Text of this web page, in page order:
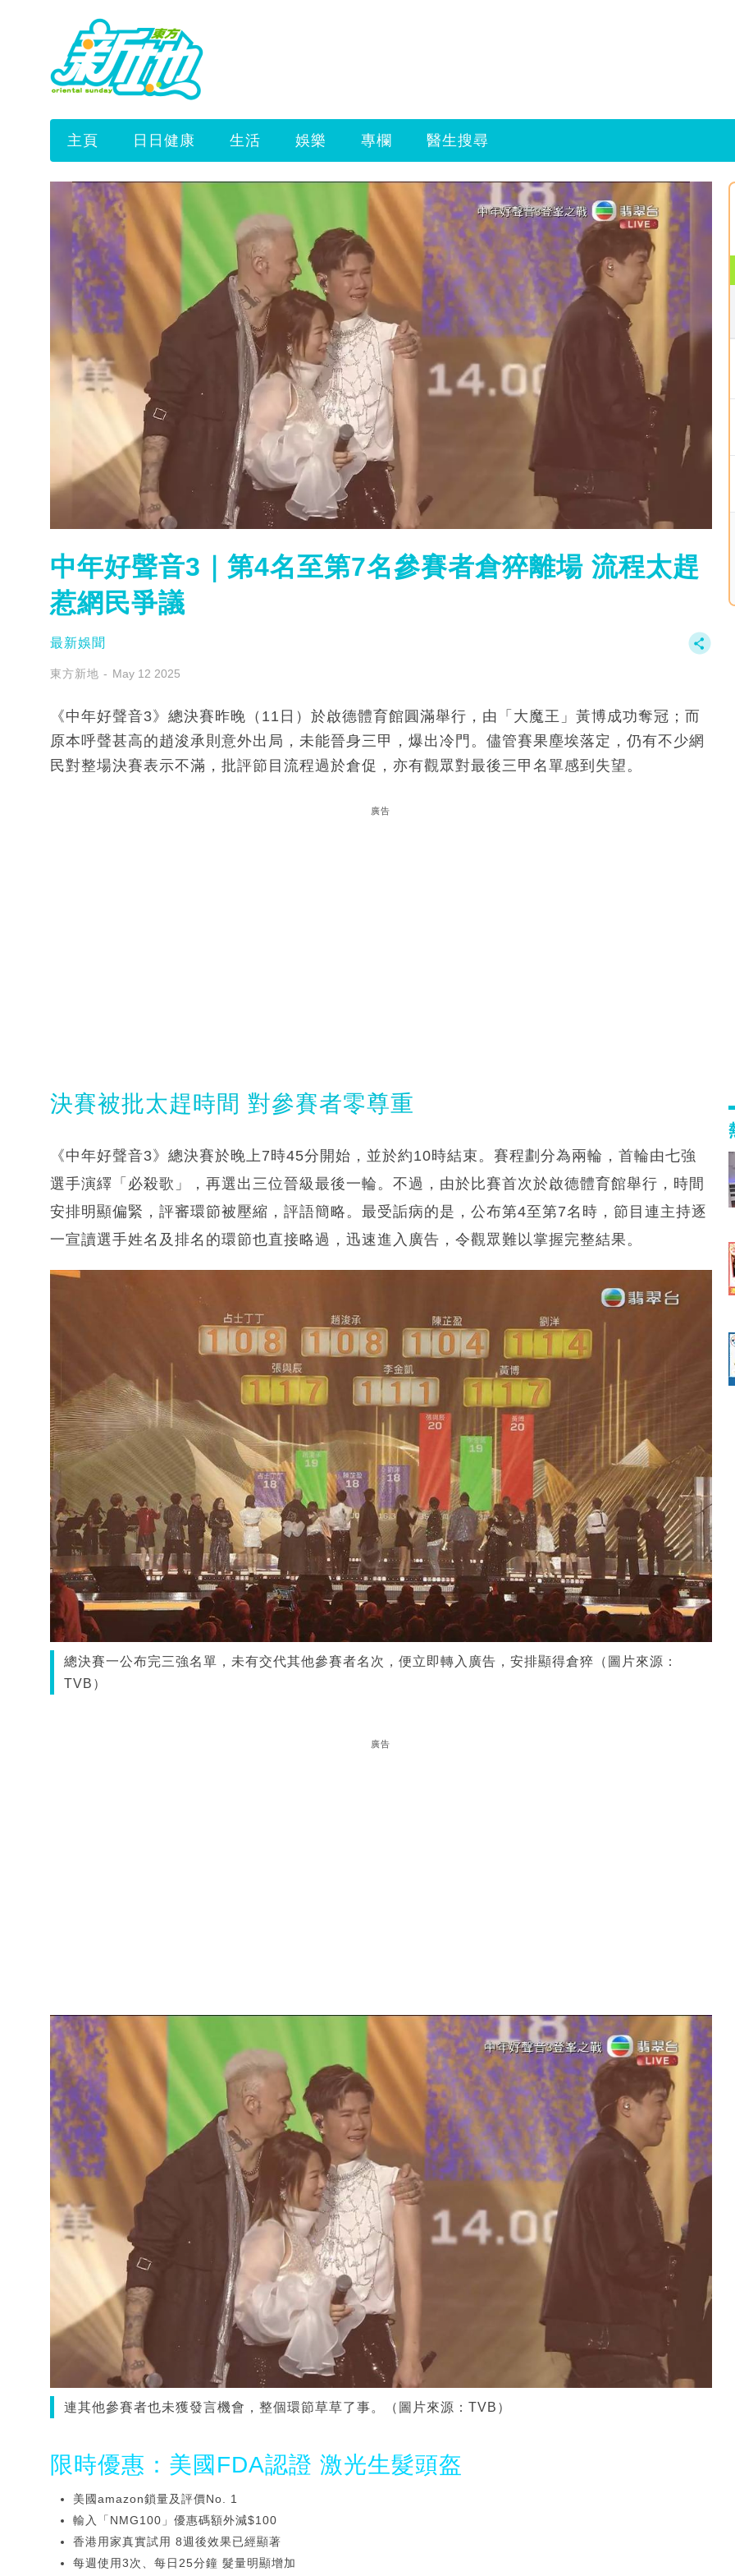
主頁 日日健康 生活 娛樂 專欄 醫生搜尋
中年好聲音3｜第4名至第7名參賽者倉猝離場 流程太趕
惹網民爭議
最新娛聞
東方新地 May 12 2025
《中年好聲音3》總決賽昨晚（11日）於啟德體育館圓滿舉行，由「大魔王」黃博成功奪冠；而
原本呼聲甚高的趙浚承則意外出局，未能晉身三甲，爆出冷門。儘管賽果塵埃落定，仍有不少網
民對整場決賽表示不滿，批評節目流程過於倉促，亦有觀眾對最後三甲名單感到失望。
廣告
決賽被批太趕時間 對參賽者零尊重
《中年好聲音3》總決賽於晚上7時45分開始，並於約10時結束。賽程劃分為兩輪，首輪由七強
選手演繹「必殺歌」，再選出三位晉級最後一輪。不過，由於比賽首次於啟德體育館舉行，時間
安排明顯偏緊，評審環節被壓縮，評語簡略。最受詬病的是，公布第4至第7名時，節目連主持逐
一宣讀選手姓名及排名的環節也直接略過，迅速進入廣告，令觀眾難以掌握完整結果。
總決賽一公布完三強名單，未有交代其他參賽者名次，便立即轉入廣告，安排顯得倉猝（圖片來源：
TVB）
廣告
連其他參賽者也未獲發言機會，整個環節草草了事。（圖片來源：TVB）
限時優惠：美國FDA認證 激光生髮頭盔
美國amazon鎖量及評價No. 1
輸入「NMG100」優惠碼額外減$100
香港用家真實試用 8週後效果已經顯著
每週使用3次、每日25分鐘 髮量明顯增加